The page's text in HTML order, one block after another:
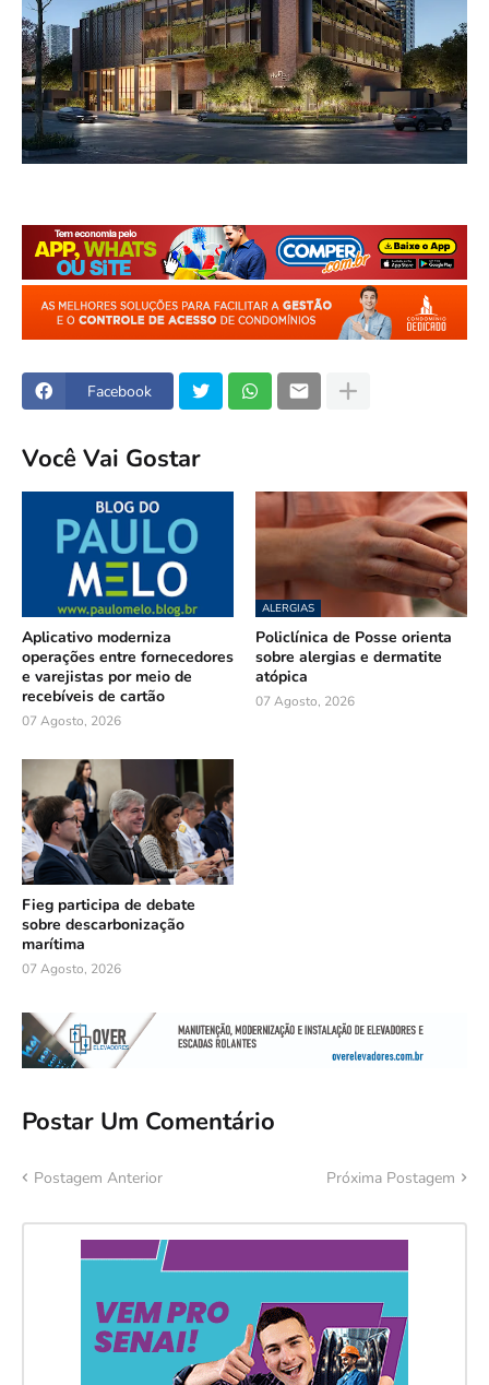
Facebook
Você Vai Gostar
Aplicativo moderniza
operações entre fornecedores
e varejistas por meio de
recebíveis de cartão
07 Agosto, 2026
ALERGIAS
Policlínica de Posse orienta
sobre alergias e dermatite
atópica
07 Agosto, 2026
Fieg participa de debate
sobre descarbonização
marítima
07 Agosto, 2026
Postar Um Comentário
Postagem Anterior Próxima Postagem